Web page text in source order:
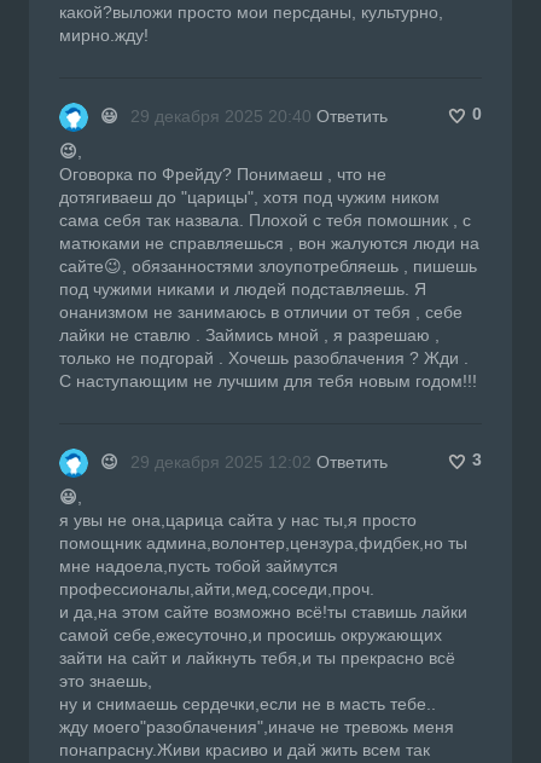
какой?выложи просто мои персданы, культурно,
мирно.жду!
😃 29 декабря 2025 20:40 Ответить
0
😉
Оговорка по Фрейду? Понимаеш , что не
дотягиваеш до "царицы", хотя под чужим ником
сама себя так назвала. Плохой с тебя помошник , с
матюками не справляешься , вон жалуются люди на
сайте😉, обязанностями злоупотребляешь , пишешь
под чужими никами и людей подставляешь. Я
онанизмом не занимаюсь в отличии от тебя , себе
лайки не ставлю . Займись мной , я разрешаю ,
только не подгорай . Хочешь разоблачения ? Жди .
С наступающим не лучшим для тебя новым годом!!!
😉 29 декабря 2025 12:02 Ответить
3
😃
я увы не она,царица сайта у нас ты,я просто
помощник админа,волонтер,цензура,фидбек,но ты
мне надоела,пусть тобой займутся
профессионалы,айти,мед,соседи,проч.
и да,на этом сайте возможно всё!ты ставишь лайки
самой себе,ежесуточно,и просишь окружающих
зайти на сайт и лайкнуть тебя,и ты прекрасно всё
это знаешь,
ну и снимаешь сердечки,если не в масть тебе..
жду моего"разоблачения",иначе не тревожь меня
понапрасну.Живи красиво и дай жить всем так